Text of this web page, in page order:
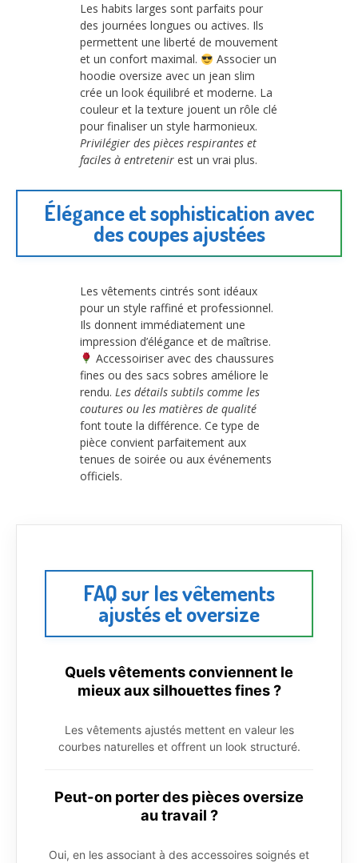
Les habits larges sont parfaits pour
des journées longues ou actives. Ils
permettent une liberté de mouvement
et un confort maximal.
Associer un
hoodie oversize avec un jean slim
crée un look équilibré et moderne. La
couleur et la texture jouent un rôle clé
pour finaliser un style harmonieux.
Privilégier des pièces respirantes et
faciles à entretenir est un vrai plus.
Élégance et sophistication avec
des coupes ajustées
Les vêtements cintrés sont idéaux
pour un style raffiné et professionnel.
Ils donnent immédiatement une
impression d’élégance et de maîtrise.
Accessoiriser avec des chaussures
fines ou des sacs sobres améliore le
rendu. Les détails subtils comme les
coutures ou les matières de qualité
font toute la différence. Ce type de
pièce convient parfaitement aux
tenues de soirée ou aux événements
officiels.
FAQ sur les vêtements
ajustés et oversize
Quels vêtements conviennent le
mieux aux silhouettes fines ?
Les vêtements ajustés mettent en valeur les
courbes naturelles et offrent un look structuré.
Peut-on porter des pièces oversize
au travail ?
Oui, en les associant à des accessoires soignés et